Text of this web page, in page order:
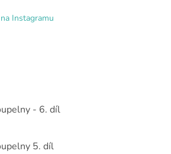
Instagramu
- 6. díl
5. díl